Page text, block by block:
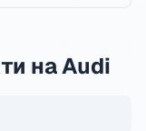
на Audi